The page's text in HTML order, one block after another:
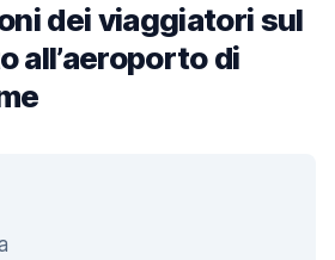
dei viaggiatori sul
all’aeroporto di